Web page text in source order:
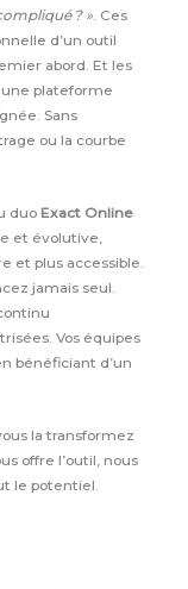
? ». Ces
d’un outil
abord. Et les
plateforme
Sans
ou la courbe
duo Exact Online
et évolutive,
et plus accessible.
jamais seul.
Vos équipes
bénéficiant d’un
la transformez
offre l’outil, nous
le potentiel.